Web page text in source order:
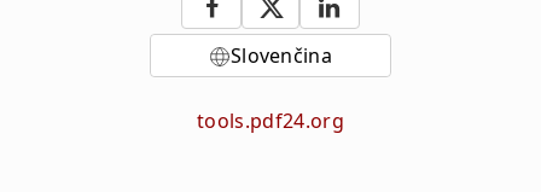
Slovenčina
tools.pdf24.org